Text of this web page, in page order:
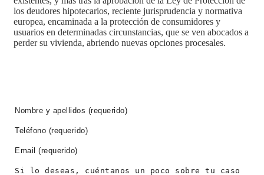
los deudores hipotecarios, reciente jurisprudencia y normativa
europea, encaminada a la protección de consumidores y
usuarios en determinadas circunstancias, que se ven abocados a
perder su vivienda, abriendo nuevas opciones procesales.